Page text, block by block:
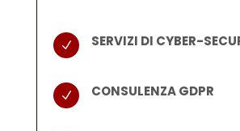
N SERVIZI DI CYBER-
N CONSULENZA GDPR